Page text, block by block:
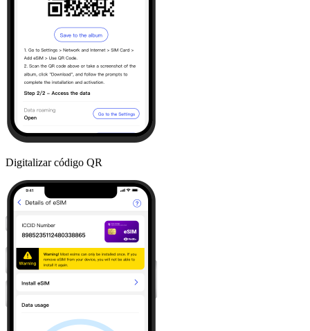
Digitalizar código QR